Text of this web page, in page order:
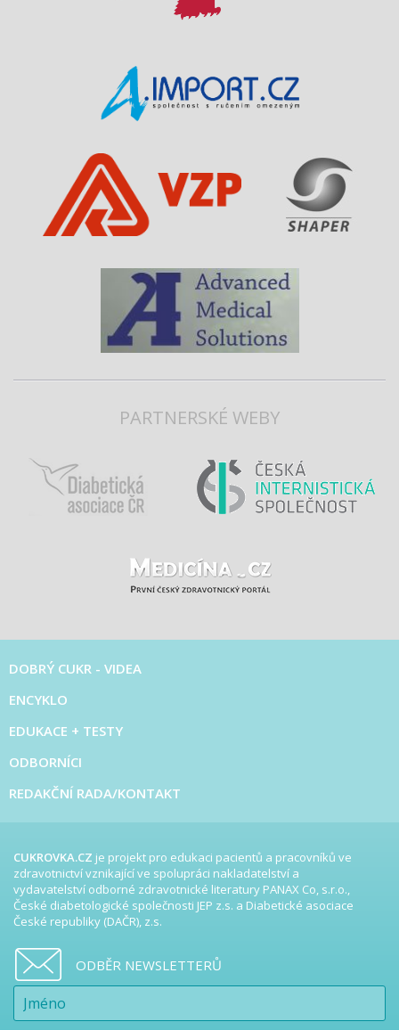
PARTNERSKÉ WEBY
DOBRÝ CUKR - VIDEA
ENCYKLO
EDUKACE + TESTY
ODBORNÍCI
REDAKČNÍ RADA/KONTAKT
CUKROVKA.CZ je projekt pro edukaci pacientů a pracovníků ve
zdravotnictví vznikající ve spolupráci nakladatelství a
vydavatelství odborné zdravotnické literatury PANAX Co, s.r.o.,
České diabetologické společnosti JEP z.s. a Diabetické asociace
České republiky (DAČR), z.s.
ODBĚR NEWSLETTERŮ